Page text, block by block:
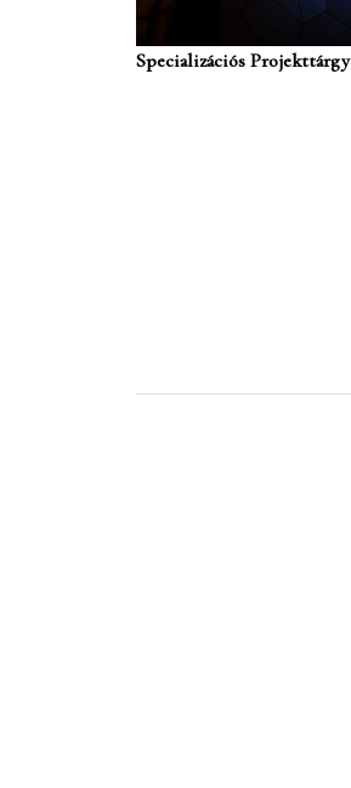
Specializációs Projekttárgy